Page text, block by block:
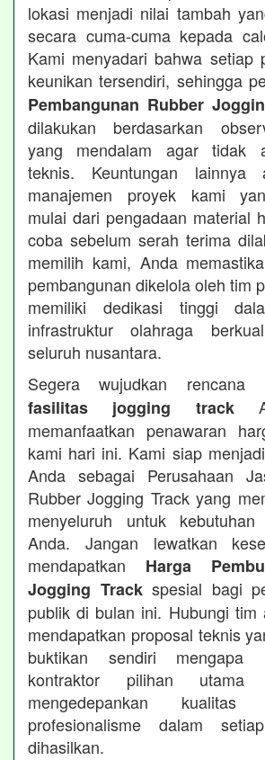
lokasi menjadi nilai tambah
secara cuma-cuma kepada
Kami menyadari bahwa setiap
keunikan tersendiri, sehingga
Pembangunan Rubber
dilakukan berdasarkan
yang mendalam agar tidak
teknis. Keuntungan lainnya
manajemen proyek kami
mulai dari pengadaan material
coba sebelum serah terima
memilih kami, Anda
pembangunan dikelola oleh tim
memiliki dedikasi tinggi
infrastruktur olahraga
seluruh nusantara.
Segera wujudkan rencana
fasilitas jogging track
memanfaatkan penawaran
kami hari ini. Kami siap
Anda sebagai Perusahaan
Rubber Jogging Track yang
menyeluruh untuk
Anda. Jangan lewatkan
mendapatkan Harga
Jogging Trackspesial bagi
publik di bulan ini. Hubungi tim
mendapatkan proposal teknis
buktikan sendiri mengapa
kontraktor pilihan
mengedepankan
profesionalisme dalam
dihasilkan.